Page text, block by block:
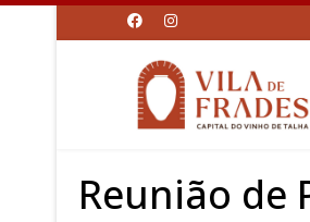
Reunião de